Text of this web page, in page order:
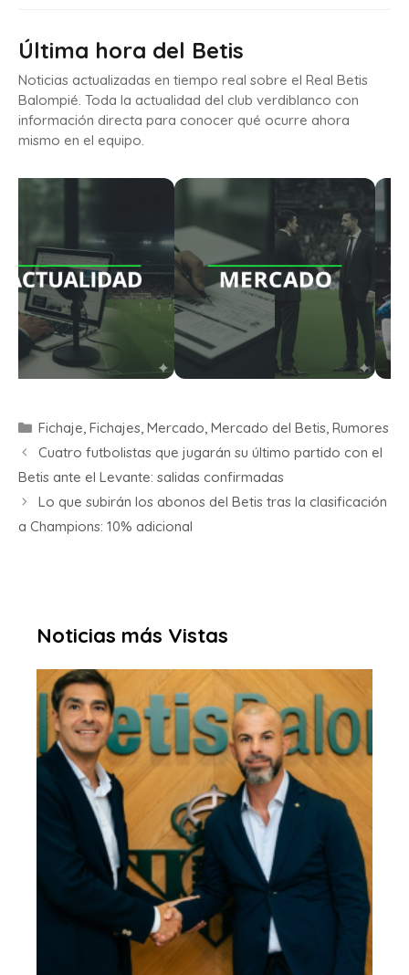
Última hora del Betis
Noticias actualizadas en tiempo real sobre el Real Betis
Balompié. Toda la actualidad del club verdiblanco con
información directa para conocer qué ocurre ahora
mismo en el equipo.
Fichaje, Fichajes, Mercado, Mercado del Betis, Rumores
Cuatro futbolistas que jugarán su último partido con el
Betis ante el Levante: salidas confirmadas
Lo que subirán los abonos del Betis tras la clasificación
a Champions: 10% adicional
Noticias más Vistas